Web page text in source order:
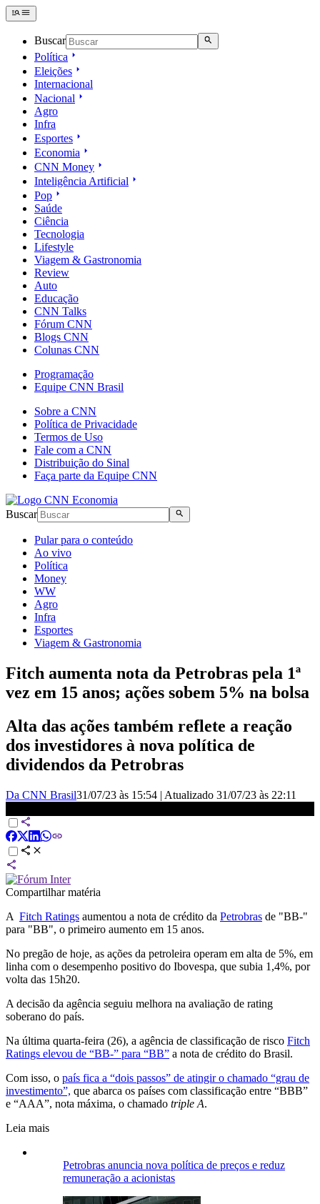
Buscar
Política
Eleições
Internacional
Nacional
Agro
Infra
Esportes
Economia
CNN Money
Inteligência Artificial
Pop
Saúde
Ciência
Tecnologia
Lifestyle
Viagem & Gastronomia
Review
Auto
Educação
CNN Talks
Fórum CNN
Blogs CNN
Colunas CNN
Programação
Equipe CNN Brasil
Sobre a CNN
Política de Privacidade
Termos de Uso
Fale com a CNN
Distribuição do Sinal
Faça parte da Equipe CNN
Buscar
Pular para o conteúdo
Ao vivo
Política
Money
WW
Agro
Infra
Esportes
Viagem & Gastronomia
Fitch aumenta nota da Petrobras pela 1ª
vez em 15 anos; ações sobem 5% na bolsa
Alta das ações também reflete a reação
dos investidores à nova política de
dividendos da Petrobras
Da CNN Brasil31/07/23 às 15:54 | Atualizado 31/07/23 às 22:11
Compartilhar matéria
A Fitch Ratings aumentou a nota de crédito da Petrobras de "BB-"
para "BB", o primeiro aumento em 15 anos.
No pregão de hoje, as ações da petroleira operam em alta de 5%, em
linha com o desempenho positivo do Ibovespa, que subia 1,4%, por
volta das 15h20.
A decisão da agência seguiu melhora na avaliação de rating
soberano do país.
Na última quarta-feira (26), a agência de classificação de risco Fitch
Ratings elevou de “BB-” para “BB” a nota de crédito do Brasil.
Com isso, o país fica a “dois passos” de atingir o chamado “grau de
investimento”, que abarca os países com classificação entre “BBB”
e “AAA”, nota máxima, o chamado triple A.
Leia mais
Petrobras anuncia nova política de preços e reduz
remuneração a acionistas